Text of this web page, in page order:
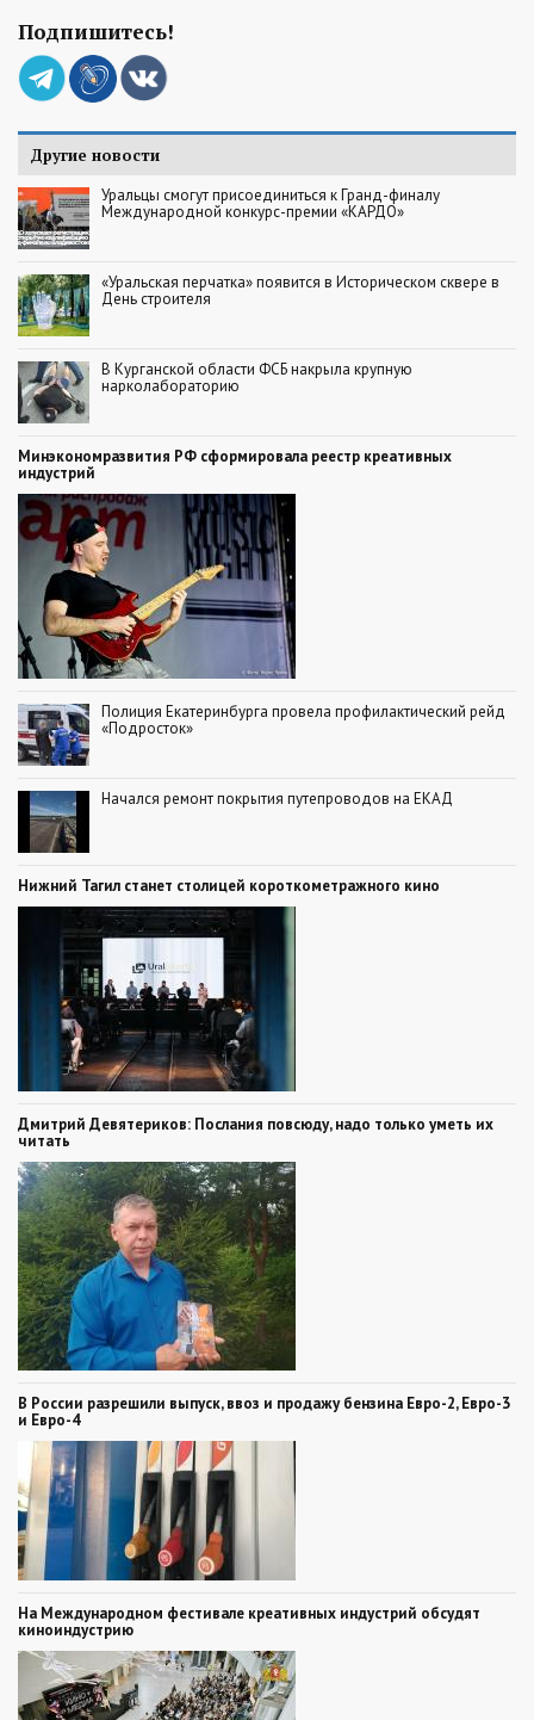
Подпишитесь!
Другие новости
Уральцы смогут присоединиться к Гранд-финалу
Международной конкурс-премии «КАРДО»
«Уральская перчатка» появится в Историческом сквере в
День строителя
В Курганской области ФСБ накрыла крупную
нарколабораторию
Минэкономразвития РФ сформировала реестр креативных
индустрий
Полиция Екатеринбурга провела профилактический рейд
«Подросток»
Начался ремонт покрытия путепроводов на ЕКАД
Нижний Тагил станет столицей короткометражного кино
Дмитрий Девятериков: Послания повсюду, надо только уметь их
читать
В России разрешили выпуск, ввоз и продажу бензина Евро-2, Евро-3
и Евро-4
На Международном фестивале креативных индустрий обсудят
киноиндустрию